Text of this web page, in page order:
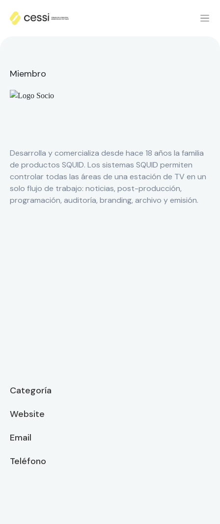
Miembro
Desarrolla y comercializa desde hace 18 años la familia
de productos SQUID. Los sistemas SQUID permiten
controlar todas las áreas de una estación de TV en un
solo flujo de trabajo: noticias, post-producción,
programación, auditoría, branding, archivo y emisión.
Categoría
Website
Email
Teléfono